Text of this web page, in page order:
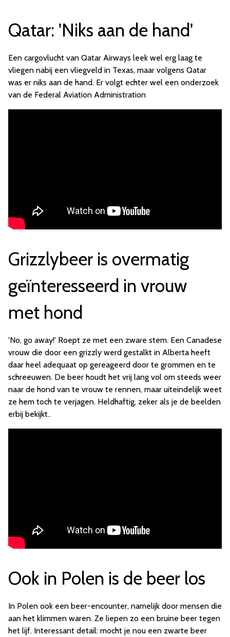
Qatar: 'Niks aan de hand'
Een cargovlucht van Qatar Airways leek wel erg laag te
vliegen nabij een vliegveld in Texas, maar volgens Qatar
was er niks aan de hand. Er volgt echter wel een onderzoek
van de Federal Aviation Administration
Grizzlybeer is overmatig
geïnteresseerd in vrouw
met hond
'No, go away!' Roept ze met een zware stem. Een Canadese
vrouw die door een grizzly werd gestalkt in Alberta heeft
daar heel adequaat op gereageerd door te grommen en te
schreeuwen. De beer houdt het vrij lang vol om steeds weer
naar de hond van te vrouw te rennen, maar uiteindelijk weet
ze hem toch te verjagen. Heldhaftig, zeker als je de beelden
erbij bekijkt..
Ook in Polen is de beer los
In Polen ook een beer-encounter, namelijk door mensen die
aan het klimmen waren. Ze liepen zo een bruine beer tegen
het lijf. Interessant detail: mocht je nou een zwarte beer